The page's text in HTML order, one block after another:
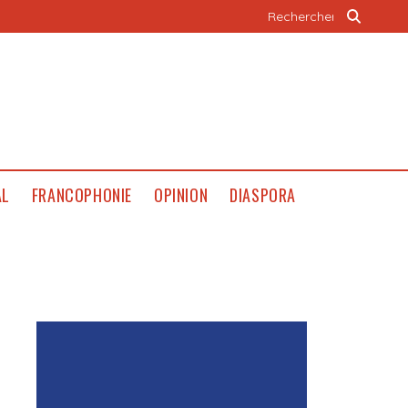
FRANCOPHONIE OPINION DIASPORA